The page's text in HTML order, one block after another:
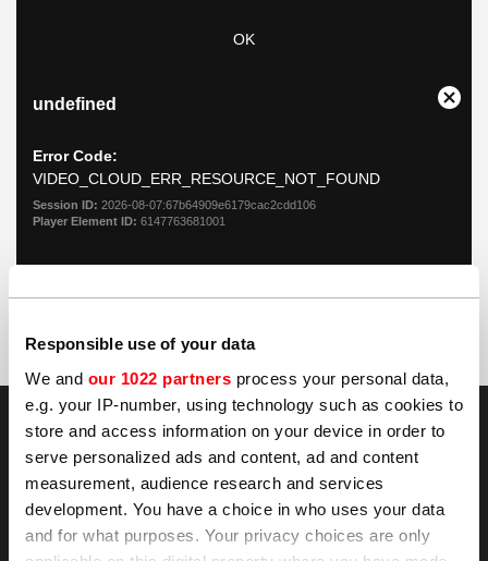
Responsible use of your data
We and our 1022 partners process your personal data,
e.g. your IP-number, using technology such as cookies to
store and access information on your device in order to
serve personalized ads and content, ad and content
measurement, audience research and services
development. You have a choice in who uses your data
and for what purposes. Your privacy choices are only
OK
modal
undefined
Error Code:
VIDEO_CLOUD_ERR_RESOURCE_NOT_FOUND
Session ID: 2026-08-07:67b64909e6179cac2cdd106
Player Element ID: 6147763681001
OK